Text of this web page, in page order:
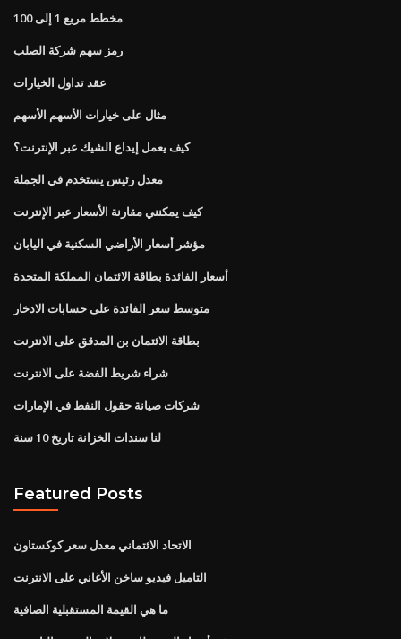
مخطط مربع 1 إلى 100
رمز سهم شركة الصلب
عقد تداول الخيارات
مثال على خيارات الأسهم الأسهم
كيف يعمل إيداع الشيك عبر الإنترنت؟
معدل رئيس يستخدم في الجملة
كيف يمكنني مقارنة الأسعار عبر الإنترنت
مؤشر أسعار الأراضي السكنية في اليابان
أسعار الفائدة بطاقة الائتمان المملكة المتحدة
متوسط ​​سعر الفائدة على حسابات الادخار
بطاقة الائتمان بن المدقق على الانترنت
شراء شريط الفضة على الانترنت
شركات صيانة حقول النفط في الإمارات
لنا سندات الخزانة تاريخ 10 سنة
Featured Posts
الاتحاد الائتماني معدل سعر كوكستاون
التاميل فيديو ساخن الأغاني على الانترنت
ما هي القيمة المستقبلية الصافية